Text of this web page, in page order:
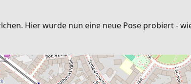
Hier wurde nun eine neue Pose probiert -